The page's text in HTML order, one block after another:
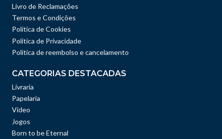
Livro de Reclamações
Termos e Condições
Política de Cookies
Política de Privacidade
Politica de reembolso e cancelamento
CATEGORIAS DESTACADAS
Livraria
Papelaria
Vídeo
Jogos
Born to be Eternal